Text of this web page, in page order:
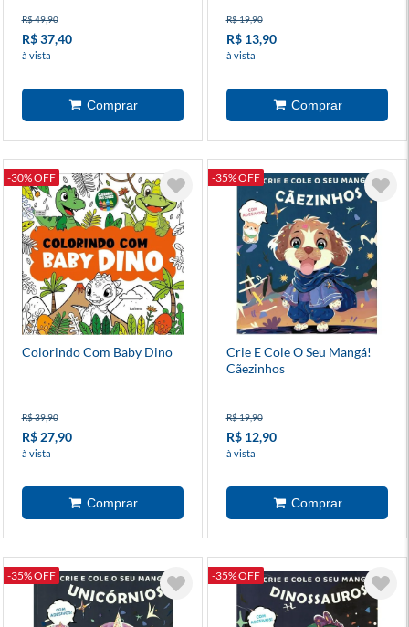
R$ 49,90
R$ 37,40
à vista
R$ 19,90
R$ 13,90
à vista
-30% OFF
Colorindo Com Baby Dino
R$ 39,90
R$ 27,90
à vista
-35% OFF
Crie E Cole O Seu Mangá!
Cãezinhos
R$ 19,90
R$ 12,90
à vista
-35% OFF -35% OFF